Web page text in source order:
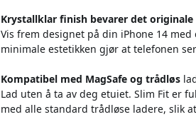
Krystallklar finish bevarer det originale
Vis frem designet på din iPhone 14
minimale estetikken gjør at telefonen
Kompatibel med MagSafe og trådløs
Lad uten å ta av deg etuiet. Slim Fit er
med alle standard trådløse ladere, slik